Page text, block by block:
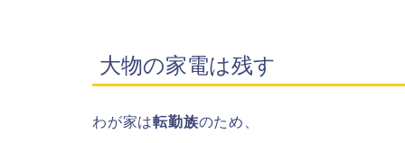
大物の家電は残す
わが家は転勤族のため、